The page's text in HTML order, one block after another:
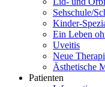
Sehschule/
Kinder-
Ein Leben
Uveitis
Neue
Ästhetische
Patienten